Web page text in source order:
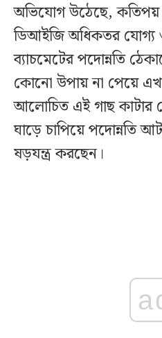
অভিযোগ উঠেছে, কতিপয়
ডিআইজি অধিকতর যোগ্য
ব্যাচমেটের পদোন্নতি
কোনো উপায় না পেয়ে
আলোচিত এই গাছ কাটার
ঘাড়ে চাপিয়ে পদোন্নতি
ষড়যন্ত্র করছেন।